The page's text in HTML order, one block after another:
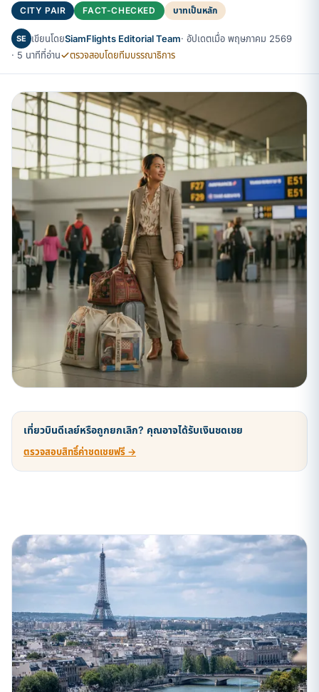
CITY PAIR FACT-CHECKED บาทเป็นหลัก
SE เขียนโดยSiamFlights Editorial Team· อัปเดตเมื่อ พฤษภาคม 2569
· 5 นาทีที่อ่าน
ตรวจสอบโดยทีมบรรณาธิการ
เที่ยวบินดีเลย์หรือถูกยกเลิก? คุณอาจได้รับเงินชดเชย
ตรวจสอบสิทธิ์ค่าชดเชยฟรี →